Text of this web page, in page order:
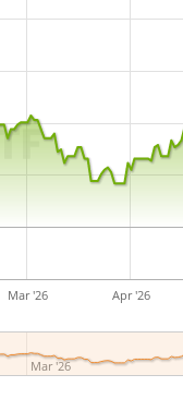
Mar '26 Apr '26
Mar '26